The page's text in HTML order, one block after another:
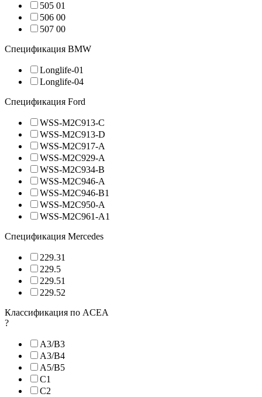
505 01
506 00
507 00
Спецификация BMW
Longlife-01
Longlife-04
Спецификация Ford
WSS-M2C913-C
WSS-M2C913-D
WSS-M2C917-A
WSS-M2C929-A
WSS-M2C934-B
WSS-M2C946-A
WSS-M2C946-B1
WSS-M2C950-A
WSS-M2C961-A1
Спецификация Mercedes
229.31
229.5
229.51
229.52
Классификация по ACEA
?
A3/B3
A3/B4
A5/B5
C1
C2